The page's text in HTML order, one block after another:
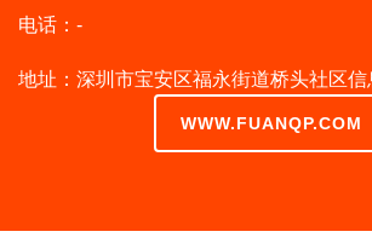
电话：-
地址：深圳市宝安区福永街道桥头社区
WWW.FUANQP.COM